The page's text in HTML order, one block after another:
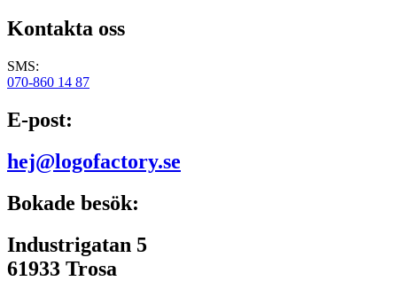
Kontakta oss
SMS:
070-860 14 87
E-post:
hej@logofactory.se
Bokade besök:
Industrigatan 5
61933 Trosa